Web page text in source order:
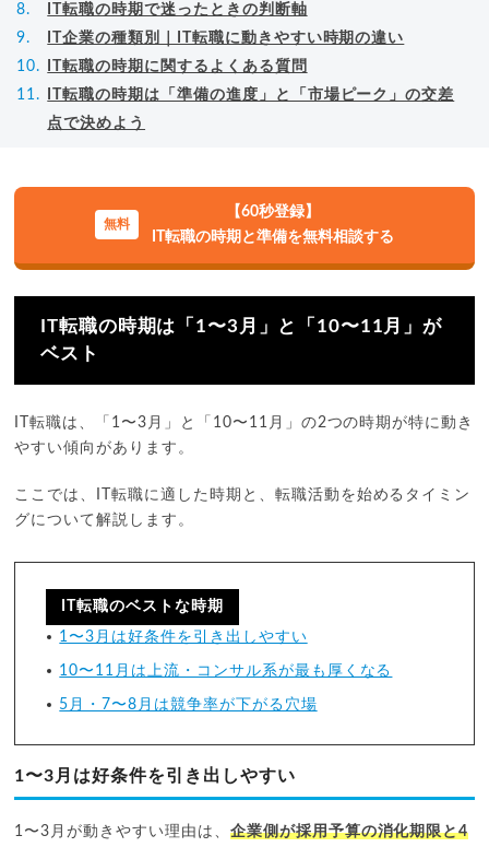
IT転職の時期で迷ったときの判断軸
IT企業の種類別｜IT転職に動きやすい時期の違い
IT転職の時期に関するよくある質問
IT転職の時期は「準備の進度」と「市場ピーク」の交差
点で決めよう
【60秒登録】
IT転職の時期と準備を無料相談する
IT転職の時期は「1〜3月」と「10〜11月」が
ベスト
IT転職は、「1〜3月」と「10〜11月」の2つの時期が特に動き
やすい傾向があります。
ここでは、IT転職に適した時期と、転職活動を始めるタイミン
グについて解説します。
IT転職のベストな時期
1〜3月は好条件を引き出しやすい
10〜11月は上流・コンサル系が最も厚くなる
5月・7〜8月は競争率が下がる穴場
1〜3月は好条件を引き出しやすい
1〜3月が動きやすい理由は、 企業側が採用予算の消化期限と4